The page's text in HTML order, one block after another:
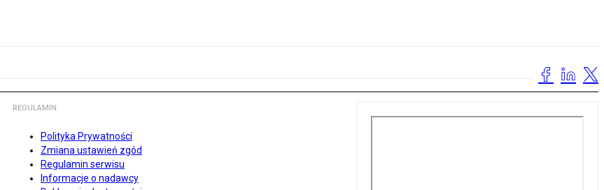
REGULAMIN
Polityka Prywatności
Zmiana ustawień zgód
Regulamin serwisu
Informacje o nadawcy